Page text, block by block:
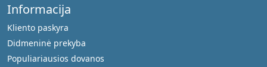
Informacija
Kliento paskyra
Didmeninė prekyba
Populiariausios dovanos